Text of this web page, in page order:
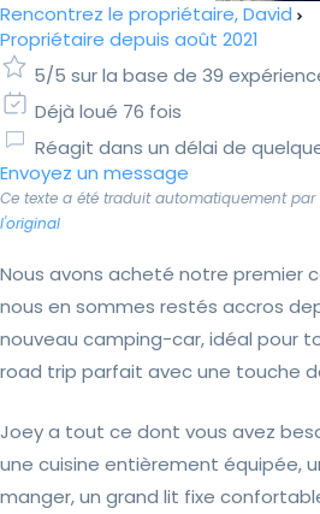
Rencontrez le propriétaire, David
Propriétaire depuis août 2021
5/5 sur la base de 39
Déjà loué 76 fois
Réagit dans un délai de
Envoyez un message
Ce texte a été traduit automatiquement par
l'original
Nous avons acheté notre premier
nous en sommes restés accros
nouveau camping-car, idéal pour
road trip parfait avec une touche
Joey a tout ce dont vous avez
une cuisine entièrement équipée,
manger, un grand lit fixe